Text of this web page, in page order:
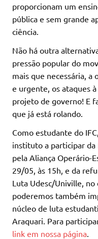
proporcionam um
pública e sem grande
ciência.
Não há outra
pressão popular do
mais que necessária, a
e urgente, os ataques à
projeto de governo! E
que já está rolando.
Como estudante do
instituto a participar da
pela Aliança Operário-
29/05, às 15h, e da
Luta Udesc/Univille,
poderemos também
núcleo de luta
Araquari. Para
link em nossa página